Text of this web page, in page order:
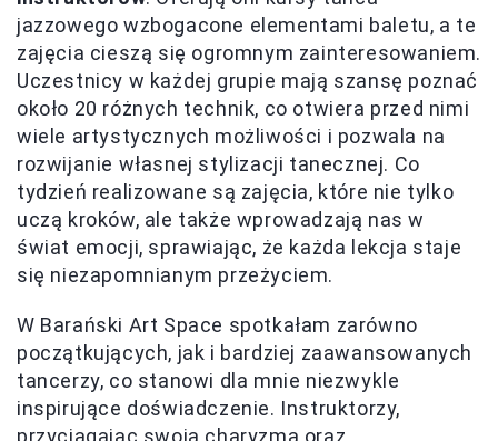
jazzowego wzbogacone elementami baletu, a te
zajęcia cieszą się ogromnym zainteresowaniem.
Uczestnicy w każdej grupie mają szansę poznać
około 20 różnych technik, co otwiera przed nimi
wiele artystycznych możliwości i pozwala na
rozwijanie własnej stylizacji tanecznej. Co
tydzień realizowane są zajęcia, które nie tylko
uczą kroków, ale także wprowadzają nas w
świat emocji, sprawiając, że każda lekcja staje
się niezapomnianym przeżyciem.
W Barański Art Space spotkałam zarówno
początkujących, jak i bardziej zaawansowanych
tancerzy, co stanowi dla mnie niezwykle
inspirujące doświadczenie. Instruktorzy,
przyciągając swoją charyzmą oraz